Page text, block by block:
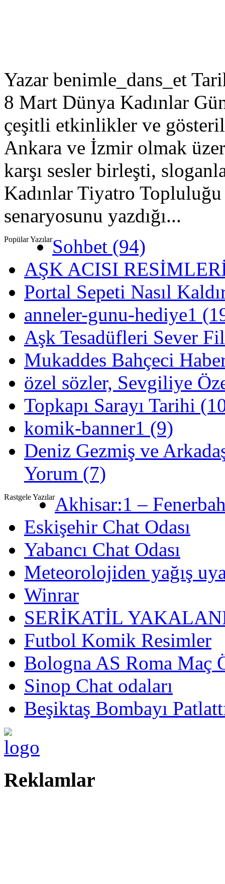
Yazar benimle_dans_et
8 Mart Dünya Kadınlar
çeşitli etkinlikler ve
Ankara ve İzmir olmak
karşı sesler birleşti,
Kadınlar Tiyatro
senaryosunu yazdığı...
Popülar YazılarSohbet (94)
AŞK ACISI
Portal Sepeti Nasıl
anneler-gunu-hediye1
Aşk Tesadüfleri Sever
Mukaddes Bahçeci
özel sözler, Sevgiliye
Topkapı Sarayı Tarihi
komik-banner1 (9)
Deniz Gezmiş ve
Yorum (7)
Rastgele YazılarAkhisar:1 –
Eskişehir Chat Odası
Yabancı Chat Odası
Meteorolojiden yağış
Winrar
SERİKATİL
Futbol Komik Resimler
Bologna AS Roma Maç
Sinop Chat odaları
Beşiktaş Bombayı
Reklamlar